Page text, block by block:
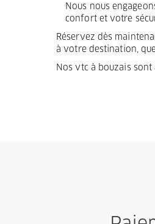
Nous nous
confort et votre
Réservez dès
à votre destination,
Nos vtc à bouzais